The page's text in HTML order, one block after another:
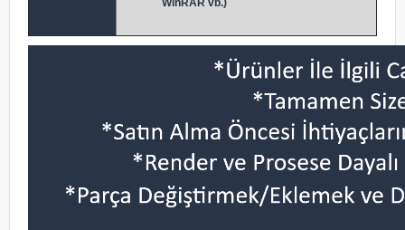
WinRAR vb.)